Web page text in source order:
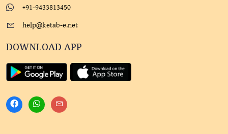
+91-9433813450
help@ketab-e.net
DOWNLOAD APP